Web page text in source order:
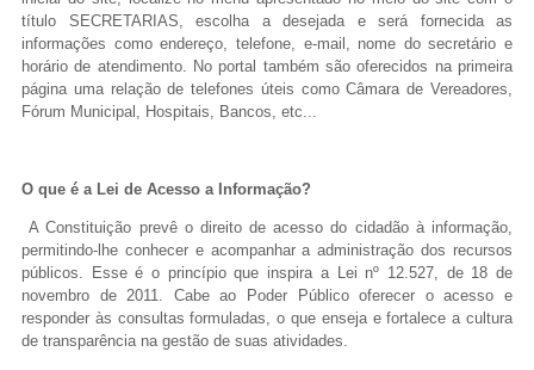
E-mail*
Cidade/Estado
Assunto*
*Campos obrigatórios
Ao iniciar um contato, você concorda com a Política de
privacidade
título SECRETARIAS, escolha a desejada e será fornecida as
informações como endereço, telefone, e-mail, nome do secretário e
horário de atendimento. No portal também são oferecidos na primeira
página uma relação de telefones úteis como Câmara de Vereadores,
Fórum Municipal, Hospitais, Bancos, etc...
O que é a Lei de Acesso a Informação?
A Constituição prevê o direito de acesso do cidadão à informação,
permitindo-lhe conhecer e acompanhar a administração dos recursos
públicos. Esse é o princípio que inspira a Lei nº 12.527, de 18 de
novembro de 2011. Cabe ao Poder Público oferecer o acesso e
responder às consultas formuladas, o que enseja e fortalece a cultura
de transparência na gestão de suas atividades.